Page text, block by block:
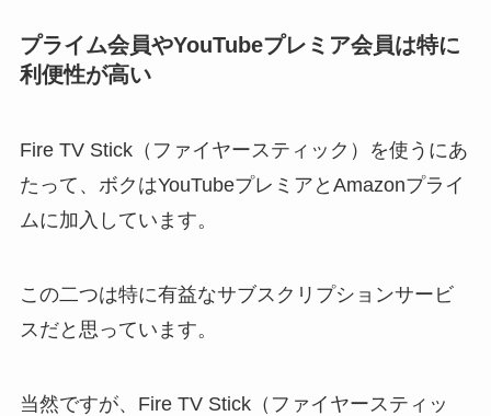
プライム会員やYouTubeプレミア会員は特に
利便性が高い
Fire TV Stick（ファイヤースティック）を使うにあ
たって、ボクはYouTubeプレミアとAmazonプライ
ムに加入しています。
この二つは特に有益なサブスクリプションサービ
スだと思っています。
当然ですが、Fire TV Stick（ファイヤースティッ